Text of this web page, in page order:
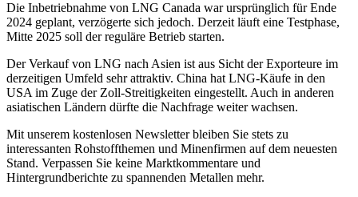
Die Inbetriebnahme von LNG Canada war ursprünglich für Ende
2024 geplant, verzögerte sich jedoch. Derzeit läuft eine Testphase,
Mitte 2025 soll der reguläre Betrieb starten.
Der Verkauf von LNG nach Asien ist aus Sicht der Exporteure im
derzeitigen Umfeld sehr attraktiv. China hat LNG-Käufe in den
USA im Zuge der Zoll-Streitigkeiten eingestellt. Auch in anderen
asiatischen Ländern dürfte die Nachfrage weiter wachsen.
Mit unserem kostenlosen Newsletter bleiben Sie stets zu
interessanten Rohstoffthemen und Minenfirmen auf dem neuesten
Stand. Verpassen Sie keine Marktkommentare und
Hintergrundberichte zu spannenden Metallen mehr.